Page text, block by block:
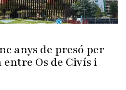
anys de presó per
Os de Civís i